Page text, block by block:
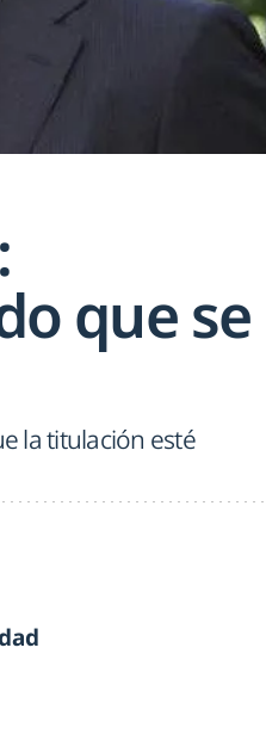
que se
la titulación esté